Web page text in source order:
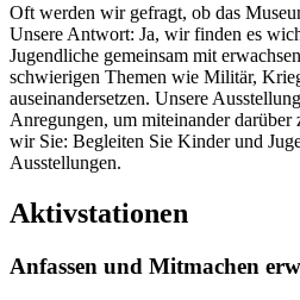
Oft werden wir gefragt, ob das
Unsere Antwort: Ja, wir finden es
Jugendliche gemeinsam mit
schwierigen Themen wie Militär,
auseinandersetzen. Unsere
Anregungen, um miteinander darüber
wir Sie: Begleiten Sie Kinder und
Ausstellungen.
Aktiv­stationen
Anfassen und Mitmachen